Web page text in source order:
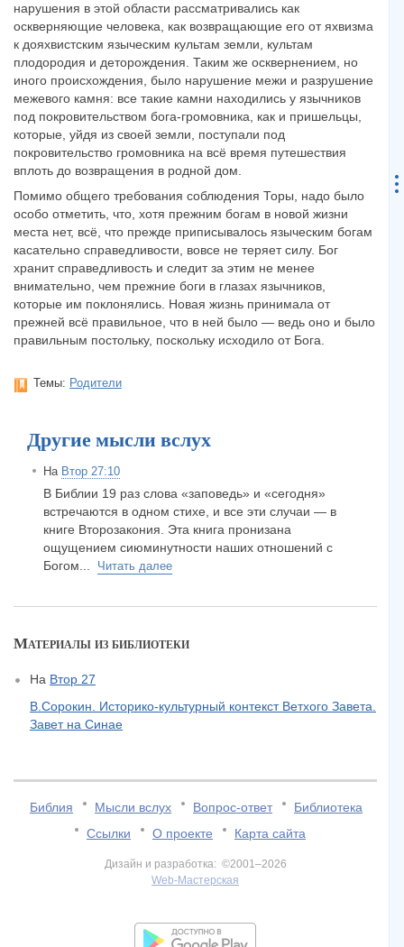
нарушения в этой области рассматривались как
оскверняющие человека, как возвращающие его от яхвизма
к дояхвистским языческим культам земли, культам
плодородия и деторождения. Таким же осквернением, но
иного происхождения, было нарушение межи и разрушение
межевого камня: все такие камни находились у язычников
под покровительством бога-громовника, как и пришельцы,
которые, уйдя из своей земли, поступали под
покровительство громовника на всё время путешествия
вплоть до возвращения в родной дом.
Помимо общего требования соблюдения Торы, надо было
особо отметить, что, хотя прежним богам в новой жизни
места нет, всё, что прежде приписывалось языческим богам
касательно справедливости, вовсе не теряет силу. Бог
хранит справедливость и следит за этим не менее
внимательно, чем прежние боги в глазах язычников,
которые им поклонялись. Новая жизнь принимала от
прежней всё правильное, что в ней было — ведь оно и было
правильным постольку, поскольку исходило от Бога.
Темы: Родители
Другие мысли вслух
На Втор 27:10
В Библии 19 раз слова «заповедь» и «сегодня»
встречаются в одном стихе, и все эти случаи — в
книге Второзакония. Эта книга пронизана
ощущением сиюминутности наших отношений с
Богом... Читать далее
Материалы из библиотеки
На Втор 27
В.Сорокин. Историко-культурный контекст Ветхого Завета.
Завет на Синае
Библия Мысли вслух Вопрос-ответ
Библиотека
Ссылки
О проекте Карта сайта
Дизайн и разработка: ©2001–2026
Web-Мастерская